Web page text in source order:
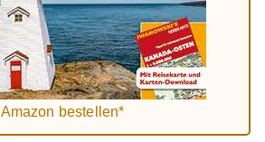
Amazon bestellen*